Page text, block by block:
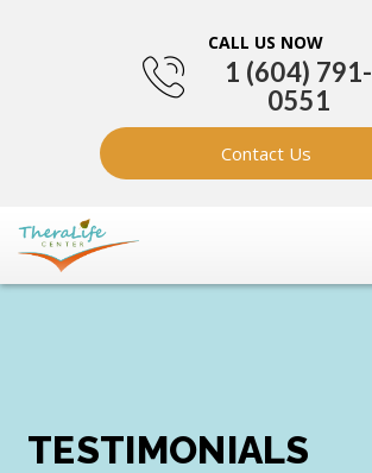
CALL US NOW
1 (604) 791-
0551
Contact Us
TESTIMONIALS